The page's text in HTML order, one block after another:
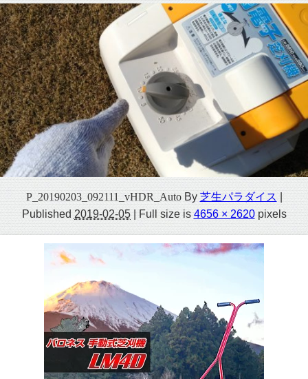
P_20190203_092111_vHDR_Auto By 芝生パラダイス
Published 2019-02-05 |Full size is4656 × 2620pixels